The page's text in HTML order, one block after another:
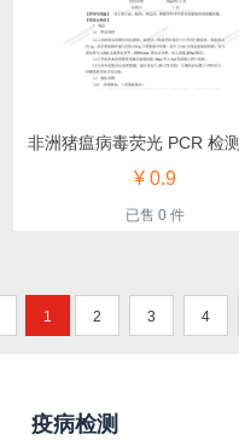
¥ 0.9
已售 0 件
1 2 3 4
疫病检测